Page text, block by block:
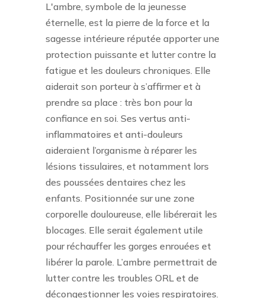
L'ambre, symbole de la jeunesse
éternelle, est la pierre de la force et la
sagesse intérieure réputée apporter une
protection puissante et lutter contre la
fatigue et les douleurs chroniques. Elle
aiderait son porteur à s’affirmer et à
prendre sa place : très bon pour la
confiance en soi. Ses vertus anti-
inflammatoires et anti-douleurs
aideraient l’organisme à réparer les
lésions tissulaires, et notamment lors
des poussées dentaires chez les
enfants. Positionnée sur une zone
corporelle douloureuse, elle libérerait les
blocages. Elle serait également utile
pour réchauffer les gorges enrouées et
libérer la parole. L’ambre permettrait de
lutter contre les troubles ORL et de
décongestionner les voies respiratoires.